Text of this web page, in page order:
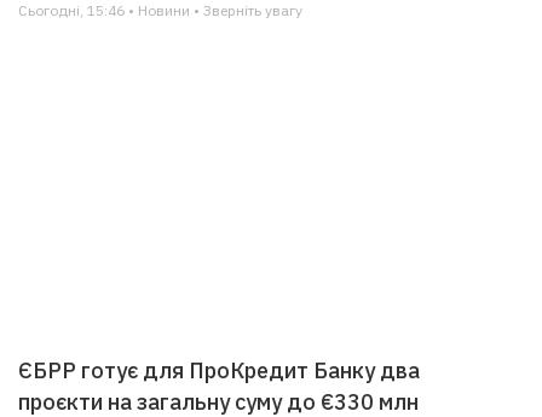
Сьогодні, 15:46 • Новини • Зверніть увагу
ЄБРР готує для ПроКредит Банку два
проєкти на загальну суму до €330 млн